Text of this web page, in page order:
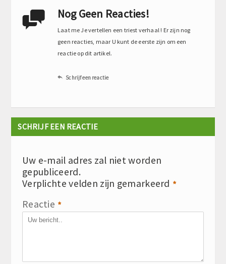
 Nog Geen Reacties!
Laat me Je vertellen een triest verhaal ! Er zijn nog
geen reacties, maar U kunt de eerste zijn om een
reactie op dit artikel.
 Schrijf een reactie
SCHRIJF EEN REACTIE
Uw e-mail adres zal niet worden
gepubliceerd.
Verplichte velden zijn gemarkeerd *
Reactie *